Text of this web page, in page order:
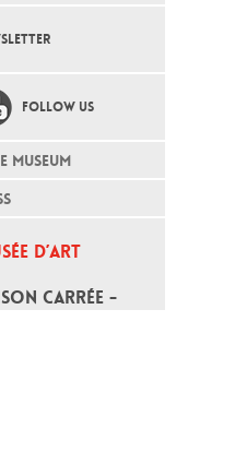
FOLLOW US
MUSEUM
D’ART
CARRÉE -